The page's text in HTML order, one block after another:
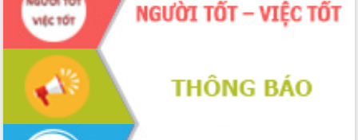
Quyết liệt tháo gỡ vướng mắc, đẩy
nhanh tiến độ các dự án trọng điểm
trong Khu kinh tế Nam Phú Yên
Hòn Yến phát triển du lịch gắn với bảo
tồn biển
Lấy ý kiến điều chỉnh Quy hoạch tỉnh
Đắk Lắk thời kỳ 2021-2030, tầm nhìn